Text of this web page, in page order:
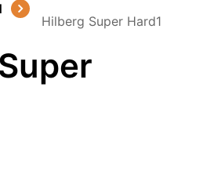
Hilberg Super Hard1